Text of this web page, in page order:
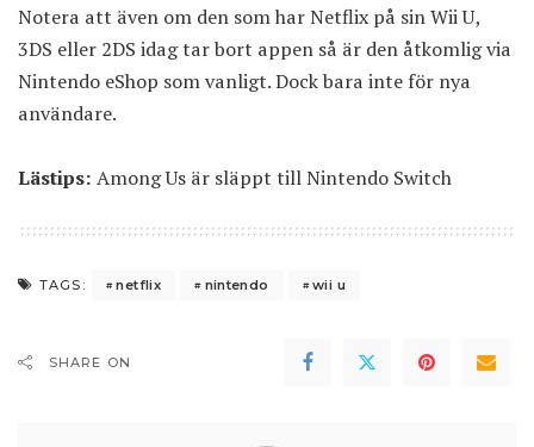
Notera att även om den som har Netflix på sin Wii U,
3DS eller 2DS idag tar bort appen så är den åtkomlig via
Nintendo eShop som vanligt. Dock bara inte för nya
användare.
Lästips: Among Us är släppt till Nintendo Switch
TAGS: netflix nintendo wii u
SHARE ON